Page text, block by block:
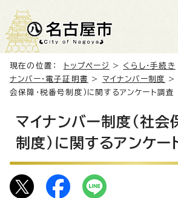
現在の位置： トップページ > くらし・手続き
ナンバー・電子証明書
> マイナンバー制度
>
会保障・税番号制度）に関するアンケート調査
マイナンバー制度（社会
制度）に関するアンケー